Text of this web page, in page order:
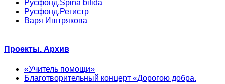
Русфонд.Spina bifida
Русфонд.Регистр
Варя Иштрякова
Проекты. Архив
«Учитель помощи»
Благотворительный концерт «Дорогою добра.